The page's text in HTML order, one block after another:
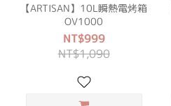
【ARTISAN】10L瞬熱電烤箱
OV1000
NT$999
NT$1,090